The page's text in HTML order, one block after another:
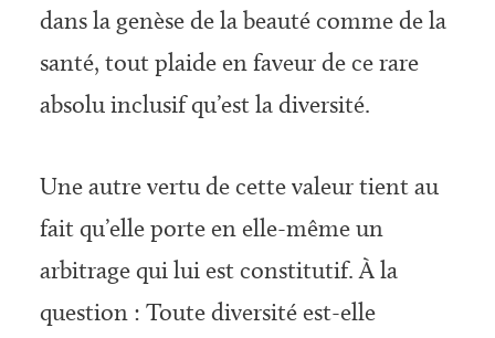
dans la genèse de la beauté comme de la
santé, tout plaide en faveur de ce rare
absolu inclusif qu’est la diversité.
Une autre vertu de cette valeur tient au
fait qu’elle porte en elle-même un
arbitrage qui lui est constitutif. À la
question : Toute diversité est-elle